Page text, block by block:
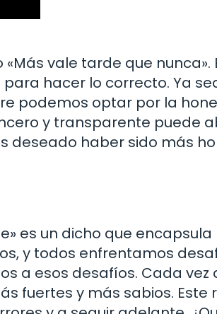
vale tarde que nunca».
hacer lo correcto. Ya
podemos optar por la
y transparente puede
deseado haber sido más
es un dicho que encapsula
y todos enfrentamos
a esos desafíos. Cada vez
fuertes y más sabios. Este